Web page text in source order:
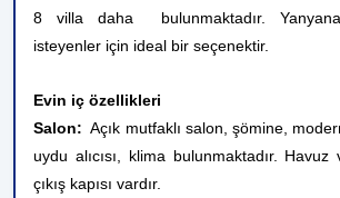
8 villa daha
bulunmaktadır.
isteyenler için ideal bir seçenektir.
Evin iç özellikleri
Salon: Açık mutfaklı salon, şömine,
uydu alıcısı, klima bulunmaktadır.
çıkış kapısı vardır.